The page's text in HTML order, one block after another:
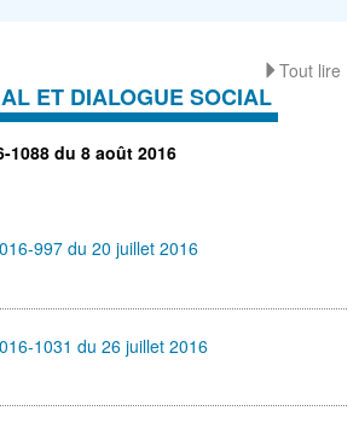
Tout lire
ET DIALOGUE SOCIAL
1088 du 8 août 2016
997 du 20 juillet 2016
1031 du 26 juillet 2016